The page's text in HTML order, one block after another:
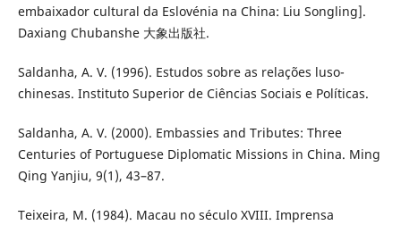
embaixador cultural da Eslovénia na China: Liu Songling].
Daxiang Chubanshe 大象出版社.
Saldanha, A. V. (1996). Estudos sobre as relações luso-
chinesas. Instituto Superior de Ciências Sociais e Políticas.
Saldanha, A. V. (2000). Embassies and Tributes: Three
Centuries of Portuguese Diplomatic Missions in China. Ming
Qing Yanjiu, 9(1), 43–87.
Teixeira, M. (1984). Macau no século XVIII. Imprensa